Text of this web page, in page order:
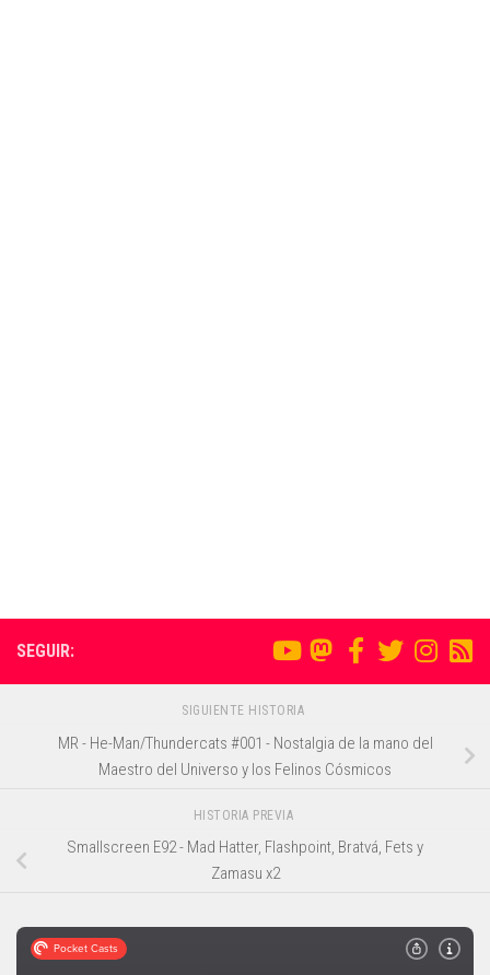
SEGUIR:
SIGUIENTE HISTORIA
MR - He-Man/Thundercats #001 - Nostalgia de la mano del
Maestro del Universo y los Felinos Cósmicos
HISTORIA PREVIA
Smallscreen E92 - Mad Hatter, Flashpoint, Bratvá, Fets y
Zamasu x2